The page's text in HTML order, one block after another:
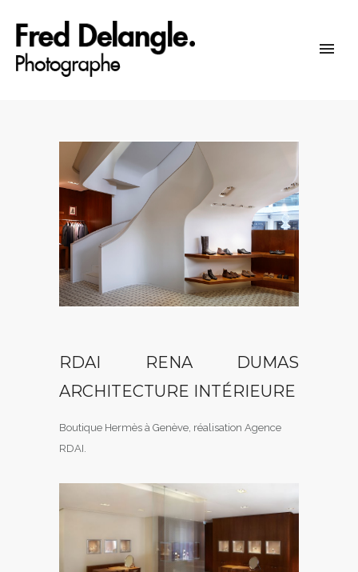
RDAI RENA DUMAS
ARCHITECTURE INTÉRIEURE
Boutique Hermès à Genève, réalisation Agence
RDAI.